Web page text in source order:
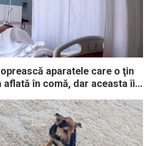
aparatele care o ţin
aflată în comă, dar aceasta îi